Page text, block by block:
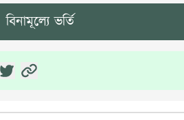
বিনামূল্যে ভর্তি